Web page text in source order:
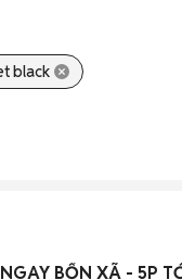
black
BỐN XÃ - 5P